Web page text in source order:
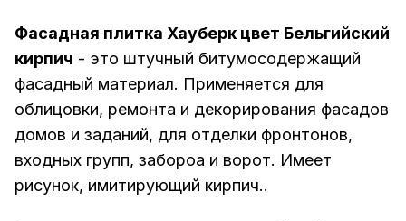
Фасадная плитка Хауберк цвет Бельгийский
кирпич - это штучный битумосодержащий
фасадный материал. Применяется для
облицовки, ремонта и декорирования фасадов
домов и заданий, для отделки фронтонов,
входных групп, забороа и ворот. Имеет
рисунок, имитирующий кирпич..